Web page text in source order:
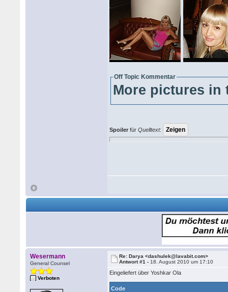
Off Topic Kommentar
More pictures in
Spoiler fürQuelltext:
Wesermann
General Counsel
Verboten
Re: Darya <dashulek@lavabit.com>
Antwort #1 - 18. August 2010 um 17:10
Eingeliefert über Yoshkar Ola
Code